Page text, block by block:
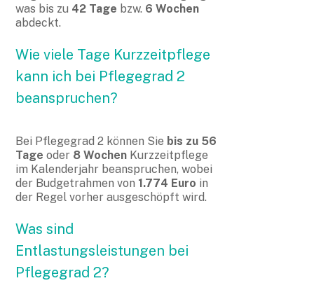
was bis zu 42 Tage bzw. 6 Wochen
abdeckt.
Wie viele Tage Kurzzeitpflege
kann ich bei Pflegegrad 2
beanspruchen?
Bei Pflegegrad 2 können Sie bis zu 56
Tage oder 8 Wochen Kurzzeitpflege
im Kalenderjahr beanspruchen, wobei
der Budgetrahmen von 1.774 Euro in
der Regel vorher ausgeschöpft wird.
Was sind
Entlastungsleistungen bei
Pflegegrad 2?